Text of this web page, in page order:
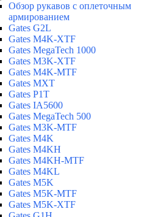
Обзор рукавов с оплеточным
армированием
Gates G2L
Gates M4K-XTF
Gates MegaTech 1000
Gates M3K-XTF
Gates M4K-MTF
Gates MXT
Gates P1T
Gates IA5600
Gates MegaTech 500
Gates M3K-MTF
Gates M4K
Gates M4KH
Gates M4KH-MTF
Gates M4KL
Gates M5K
Gates M5K-MTF
Gates M5K-XTF